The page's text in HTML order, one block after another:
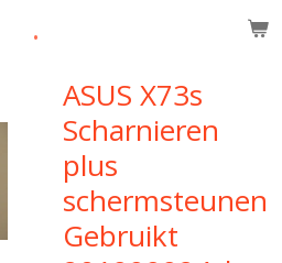
.
ASUS X73s
Scharnieren
plus
schermsteunen
Gebruikt